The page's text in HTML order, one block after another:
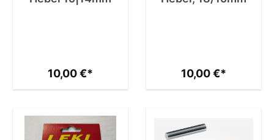
10,00 €* 10,00 €*